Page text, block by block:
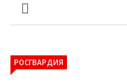
РОСГВАРДИЯ